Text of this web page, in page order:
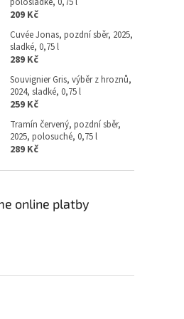
209 Kč
Cuvée Jonas, pozdní sběr, 2025,
sladké, 0,75 l
289 Kč
Souvignier Gris, výběr z hroznů,
2024, sladké, 0,75 l
259 Kč
Tramín červený, pozdní sběr,
2025, polosuché, 0,75 l
289 Kč
online platby